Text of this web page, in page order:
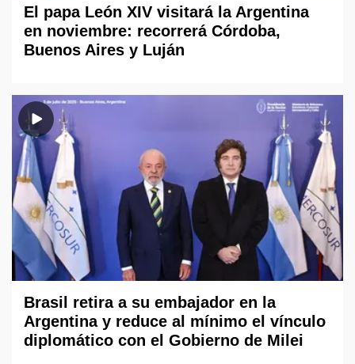
El papa León XIV visitará la Argentina
en noviembre: recorrerá Córdoba,
Buenos Aires y Luján
Brasil retira a su embajador en la
Argentina y reduce al mínimo el vínculo
diplomático con el Gobierno de Milei